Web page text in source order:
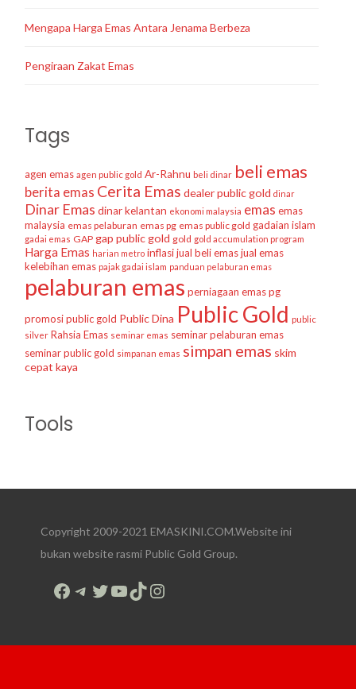
Mengapa Harga Emas Antara Jenama Berbeza
Pengiraan Zakat Emas
Tags
agen emas agen public gold Ar-Rahnu beli dinar beli emas
berita emas Cerita Emas dealer public gold dinar
Dinar Emas dinar kelantan ekonomi malaysia emas emas
malaysia emas pelaburan emas pg emas public gold gadaian islam
gadai emas GAP gap public gold gold gold accumulation program
Harga Emas harian metro inflasijual beli emasjual emas
kelebihan emas pajak gadai islam panduan pelaburan emas
pelaburan emas perniagaan emaspg
promosi public gold Public Dina Public Gold public
silver Rahsia Emas seminar emas seminar pelaburan emas
seminar public gold simpanan emas simpan emas skim
cepat kaya
Tools
Copyright 2009-2021 EMASKINI.COM.Website ini
bukan website rasmi Public Gold Group.
Facebook
Telegram
Twitter
YouTube
TikTok
Instagram